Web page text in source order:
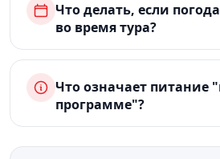
Что делать, если
во время тура?
Что означает питание
программе"?